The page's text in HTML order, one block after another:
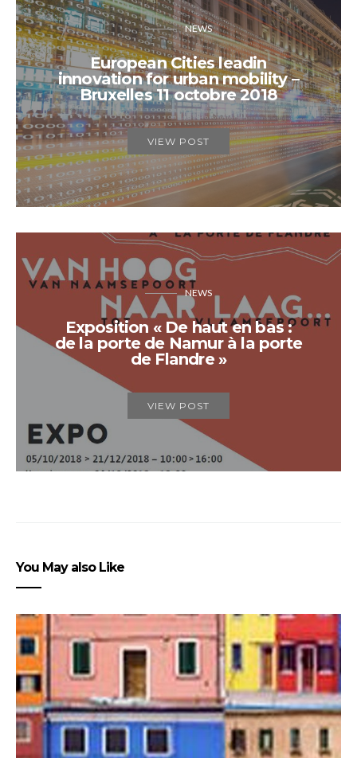
NEWS
European Cities leadin
innovation for urban mobility –
Bruxelles 11 octobre 2018
VIEW POST
NEWS
Exposition « De haut en bas :
de la porte de Namur à la porte
de Flandre »
VIEW POST
You May also Like